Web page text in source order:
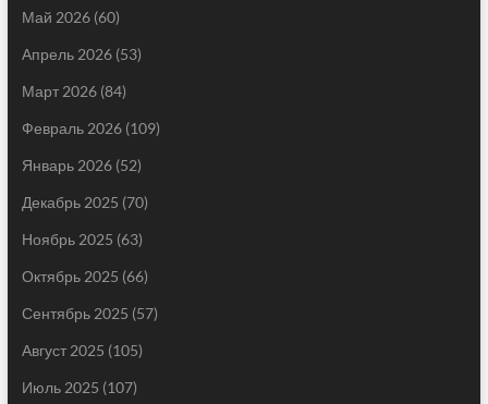
Май 2026(60)
Апрель 2026(53)
Март 2026(84)
Февраль 2026(109)
Январь 2026(52)
Декабрь 2025 (70)
Ноябрь 2025 (63)
Октябрь 2025 (66)
Сентябрь 2025 (57)
Август 2025 (105)
Июль 2025 (107)